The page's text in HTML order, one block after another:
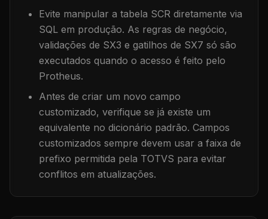
Evite manipular a tabela SCR diretamente via
SQL em produção. As regras de negócio,
validações de SX3 e gatilhos de SX7 só são
executados quando o acesso é feito pelo
Protheus.
Antes de criar um novo campo
customizado, verifique se já existe um
equivalente no dicionário padrão. Campos
customizados sempre devem usar a faixa de
prefixo permitida pela TOTVS para evitar
conflitos em atualizações.